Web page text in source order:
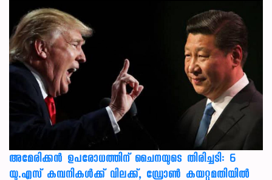
അമേരിക്കൻ ഉപരോധത്തിന് ചൈനയുടെ തിരിച്ചടി: 6
യു.എസ് കമ്പനികൾക്ക് വിലക്ക്, ഡ്രോൺ കയറ്റുമതിയിൽ